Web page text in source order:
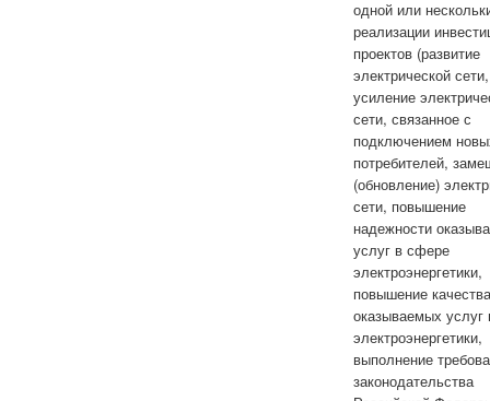
одной или
реализации
проектов (развитие
электрической сети,
усиление
сети, связанное с
подключением
потребителей,
(обновление)
сети, повышение
надежности
услуг в сфере
электроэнергетики,
повышение качества
оказываемых
электроэнергетики,
выполнение
законодательства